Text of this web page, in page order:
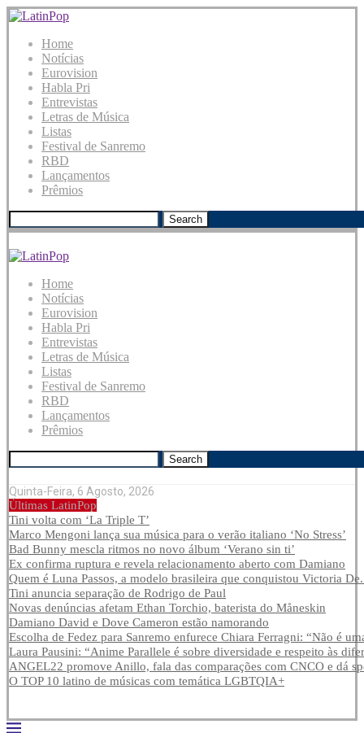
Home
Notícias
Eurovision
Habla Pri
Entrevistas
Letras de Música
Listas
Festival de Sanremo
RBD
Lançamentos
Prêmios
Search
Home
Notícias
Eurovision
Habla Pri
Entrevistas
Letras de Música
Listas
Festival de Sanremo
RBD
Lançamentos
Prêmios
Search
Quinta-Feira, 6 Agosto, 2026
Últimas LatinPop
Tini volta com ‘La Triple T’
Marco Mengoni lança sua música para o verão italiano ‘No Stress’
Bad Bunny mescla ritmos no novo álbum ‘Verano sin ti’
Ex confirma ruptura e revela relacionamento aberto com Damiano
Quem é Luna Passos, a modelo brasileira que conquistou Victoria
Tini anuncia separação de Rodrigo de Paul
Novas denúncias afetam Ethan Torchio, baterista do Måneskin
Damiano David e Dove Cameron estão namorando
Escolha de Fedez para Sanremo enfurece Chiara Ferragni: “Não é
Laura Pausini: “Anime Parallele é sobre diversidade e respeito às
ANGEL22 promove Anillo, fala das comparações com CNCO e dá
O TOP 10 latino de músicas com temática LGBTQIA+